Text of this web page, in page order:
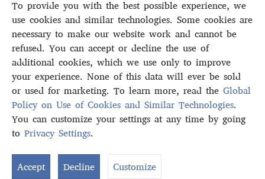
To provide you with the best possible experience, we
use cookies and similar technologies. Some cookies are
necessary to make our website work and cannot be
refused. You can accept or decline the use of
additional cookies, which we use only to improve
your experience. None of this data will ever be sold
or used for marketing. To learn more, read the Global
Policy on Use of Cookies and Similar Technologies
You can customize your settings at any time by going
to Privacy Settings
Accept Decline Customize
window)
ቤተ መጻሕፍቲ ኢንተርነት ግምቢ ዘብዐኛ
(opens
new
window)JW Hub ®
(opens
new
JW Library
Copyright © 2026 Watch Tower Bible and Tract Society of Pennsylvania.
ውዕል ኣጠቓቕማ |